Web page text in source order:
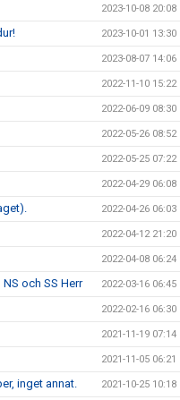
2023-10-08 20:08
2023-10-01 13:30
2023-08-07 14:06
2022-11-10 15:22
2022-06-09 08:30
2022-05-26 08:52
2022-05-25 07:22
2022-04-29 06:08
2022-04-26 06:03
2022-04-12 21:20
2022-04-08 06:24
och SS Herr 2022-03-16 06:45
2022-02-16 06:30
2021-11-19 07:14
2021-11-05 06:21
inget annat. 2021-10-25 10:18